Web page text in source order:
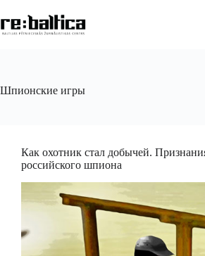
к
сути
Шпионские игры
Как охотник стал добычей.
российского шпиона